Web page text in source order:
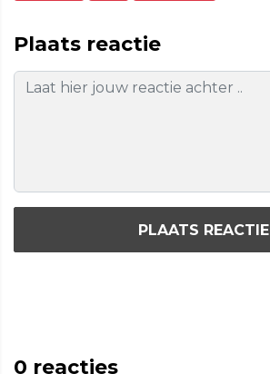
Plaats reactie
PLAATS REACTIE
0 reacties